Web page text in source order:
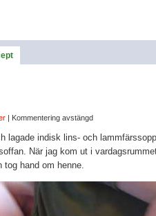
| Kommentering avstängd
lagade indisk lins- och
När jag kom ut i
tog hand om henne.